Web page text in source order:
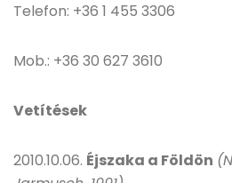
Telefon: +36 1 455 3306
Mob.: +36 30 627 3610
Vetítések
2010.10.06. Éjszaka a Földön